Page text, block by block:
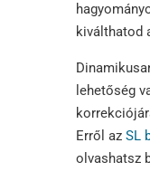
kiválthatod
lehetőség
Erről az SL
olvashatsz